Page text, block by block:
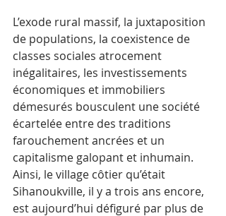
L’exode rural massif, la juxtaposition
de populations, la coexistence de
classes sociales atrocement
inégalitaires, les investissements
économiques et immobiliers
démesurés bousculent une société
écartelée entre des traditions
farouchement ancrées et un
capitalisme galopant et inhumain.
Ainsi, le village côtier qu’était
Sihanoukville, il y a trois ans encore,
est aujourd’hui défiguré par plus de